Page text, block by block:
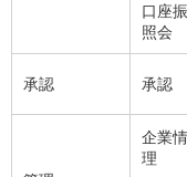
クレジットカード
デビットカード
イオン銀行アプリ
口座
照会
承認 承認
企業
理